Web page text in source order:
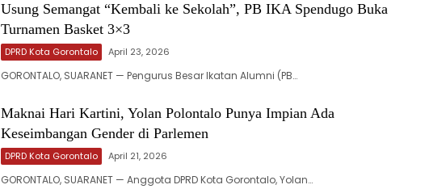
‎Usung Semangat “Kembali ke Sekolah”, PB IKA Spendugo Buka
Turnamen Basket 3×3
DPRD Kota Gorontalo April 23, 2026
GORONTALO, SUARANET — Pengurus Besar Ikatan Alumni (PB…
‎Maknai Hari Kartini, Yolan Polontalo Punya Impian Ada
Keseimbangan Gender di Parlemen
DPRD Kota Gorontalo April 21, 2026
GORONTALO, SUARANET — Anggota DPRD Kota Gorontalo, Yolan…